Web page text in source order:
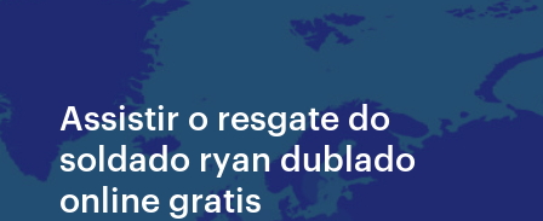
Assistir o resgate do
soldado ryan dublado
online gratis